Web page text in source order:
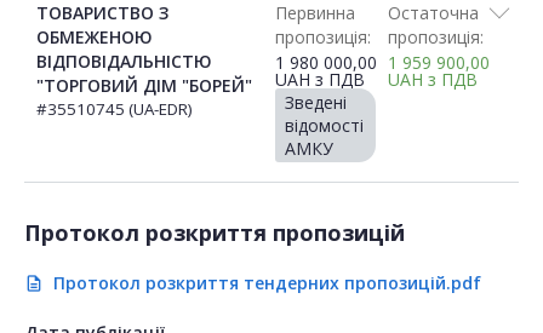
ТОВАРИСТВО З
ОБМЕЖЕНОЮ
ВІДПОВІДАЛЬНІСТЮ
"ТОРГОВИЙ ДІМ "БОРЕЙ"
#35510745 (UA-EDR)
Первинна
пропозиція:
1 980 000,00
UAH з ПДВ
Зведені
відомості
АМКУ
Остаточна
пропозиція:
1 959 900,00
UAH з ПДВ
Протокол розкриття пропозицій
description Протокол розкриття тендерних пропозицій.pdf